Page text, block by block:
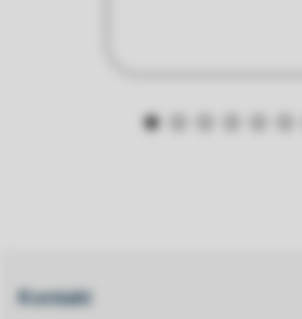
Kontakt